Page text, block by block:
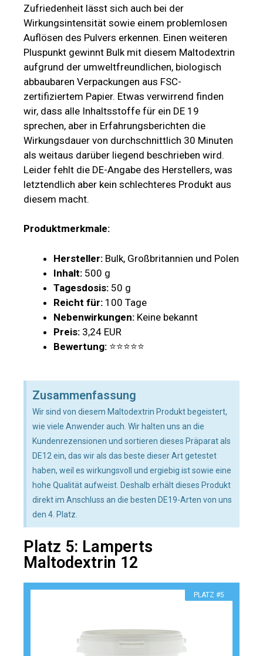
Zufriedenheit lässt sich auch bei der
Wirkungsintensität sowie einem problemlosen
Auflösen des Pulvers erkennen. Einen weiteren
Pluspunkt gewinnt Bulk mit diesem Maltodextrin
aufgrund der umweltfreundlichen, biologisch
abbaubaren Verpackungen aus FSC-
zertifiziertem Papier. Etwas verwirrend finden
wir, dass alle Inhaltsstoffe für ein DE 19
sprechen, aber in Erfahrungsberichten die
Wirkungsdauer von durchschnittlich 30 Minuten
als weitaus darüber liegend beschrieben wird.
Leider fehlt die DE-Angabe des Herstellers, was
letztendlich aber kein schlechteres Produkt aus
diesem macht.
Produktmerkmale:
Hersteller: Bulk, Großbritannien und Polen
Inhalt: 500 g
Tagesdosis: 50 g
Reicht für: 100 Tage
Nebenwirkungen: Keine bekannt
Preis: 3,24 EUR
Bewertung: ⭐⭐⭐⭐⭐
Zusammenfassung
Wir sind von diesem Maltodextrin Produkt begeistert,
wie viele Anwender auch. Wir halten uns an die
Kundenrezensionen und sortieren dieses Präparat als
DE12 ein, das wir als das beste dieser Art getestet
haben, weil es wirkungsvoll und ergiebig ist sowie eine
hohe Qualität aufweist. Deshalb erhält dieses Produkt
direkt im Anschluss an die besten DE19-Arten von uns
den 4. Platz.
Platz 5: Lamperts
Maltodextrin 12
PLATZ #5